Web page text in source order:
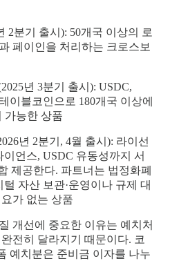
2분기 출시): 50개국 이상의 로
페이인을 처리하는 크로스보
년 3분기 출시): USDC,
이블코인으로 180개국 이상에
가능한 상품
년 2분기, 4월 출시): 라이선
언스, USDC 유동성까지 서
제공한다. 파트너는 법정화폐
자산 보관·운영이나 규제 대
가 없는 상품
개선에 중요한 이유는 예치처
전히 달라지기 때문이다. 코
예치분은 준비금 이자를 나누